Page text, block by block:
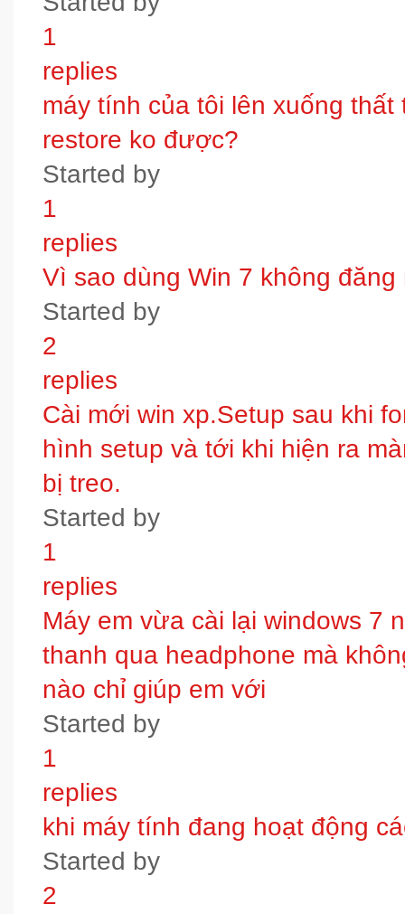
1
replies
máy tính của tôi lên xuống
restore ko được?
Started by
1
replies
Vì sao dùng Win 7 không
Started by
2
replies
Cài mới win xp.Setup sau khi
hình setup và tới khi hiện ra
bị treo.
Started by
1
replies
Máy em vừa cài lại windows 7
thanh qua headphone mà
nào chỉ giúp em với
Started by
1
replies
khi máy tính đang hoạt động
Started by
2